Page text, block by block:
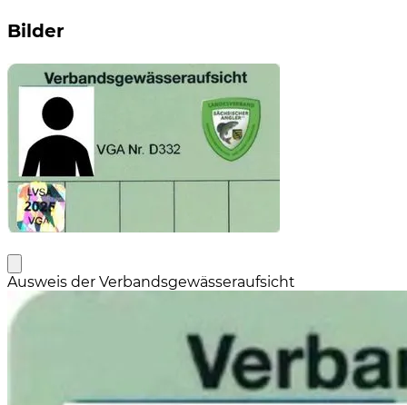
Bilder
Ausweis der Verbandsgewässeraufsicht